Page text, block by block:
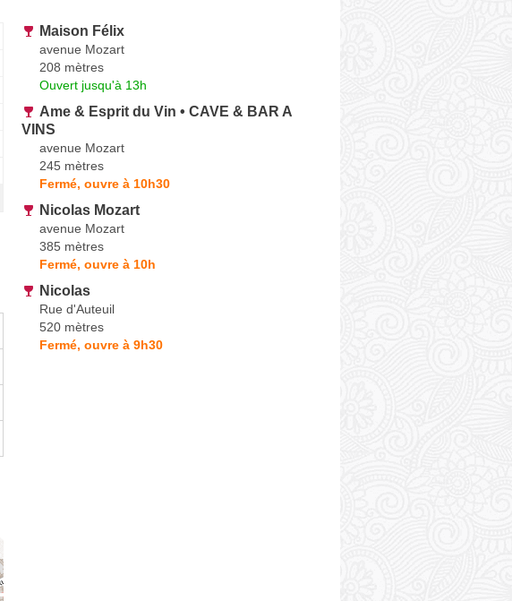
Maison Félix
avenue Mozart
208 mètres
Ouvert jusqu'à 13h
Ame & Esprit du Vin • CAVE & BAR A
VINS
avenue Mozart
245 mètres
Fermé, ouvre à 10h30
Nicolas Mozart
avenue Mozart
385 mètres
Fermé, ouvre à 10h
Nicolas
Rue d'Auteuil
520 mètres
Fermé, ouvre à 9h30